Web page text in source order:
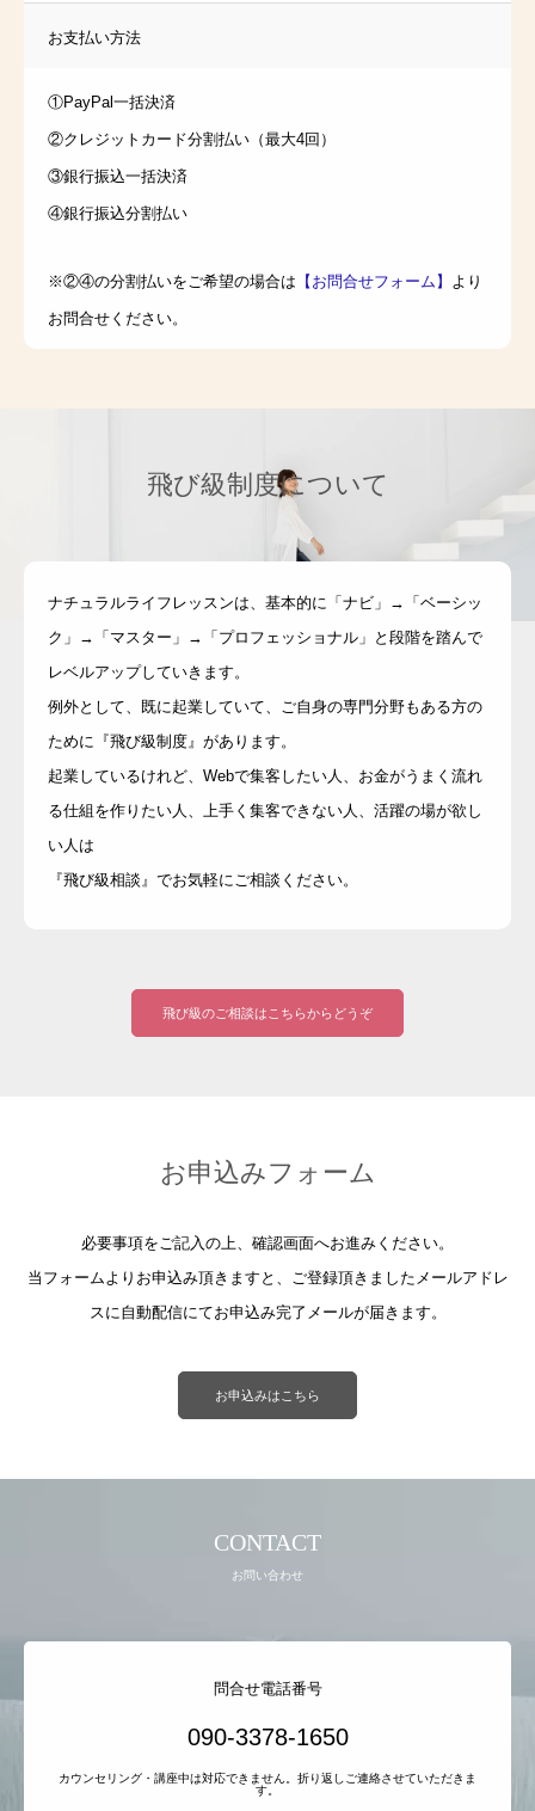
お支払い方法
①PayPal一括決済
②クレジットカード分割払い（最大4回）
③銀行振込一括決済
④銀行振込分割払い
※②④の分割払いをご希望の場合は 【お問合せフォーム】 より
お問合せください。
飛び級制度について
ナチュラルライフレッスンは、基本的に「ナビ」→「ベーシッ
ク」→「マスター」→「プロフェッショナル」と段階を踏んで
レベルアップしていきます。
例外として、既に起業していて、ご自身の専門分野もある方の
ために『飛び級制度』があります。
起業しているけれど、Webで集客したい人、お金がうまく流れ
る仕組を作りたい人、上手く集客できない人、活躍の場が欲し
い人は
『飛び級相談』でお気軽にご相談ください。
飛び級のご相談はこちらからどうぞ
お申込みフォーム
必要事項をご記入の上、確認画面へお進みください。
当フォームよりお申込み頂きますと、ご登録頂きましたメールアドレ
スに自動配信にてお申込み完了メールが届きます。
お申込みはこちら
CONTACT
お問い合わせ
問合せ電話番号
090-3378-1650
カウンセリング・講座中は対応できません。折り返しご連絡させていただきま
す。